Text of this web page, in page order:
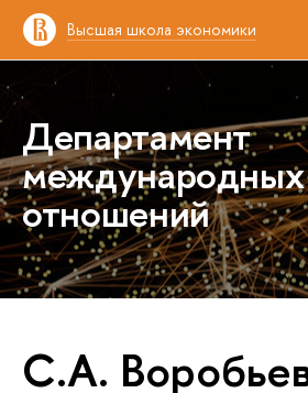
Высшая школа экономики
Департамент
международных
отношений
С.А.